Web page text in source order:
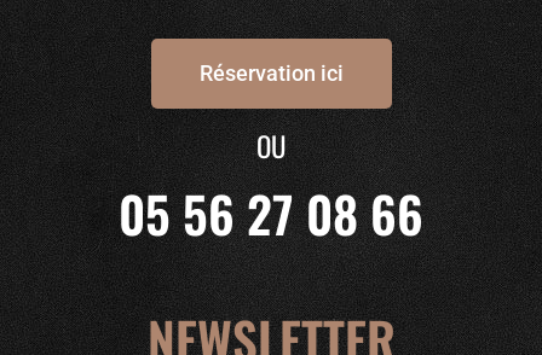
Réservation ici
OU
05 56 27 08 66
NEWSLETTER